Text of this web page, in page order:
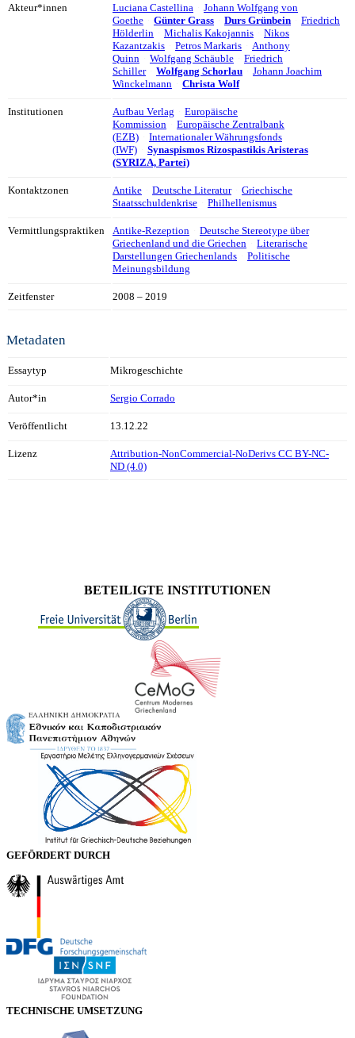
Akteur*innen Luciana Castellina
Johann Wolfgang von
Goethe
Günter Grass Durs Grünbein
Friedrich
Hölderlin
Michalis Kakojannis
Nikos
Kazantzakis
Petros Markaris
Anthony
Quinn
Wolfgang Schäuble
Friedrich
Schiller
Wolfgang Schorlau
Johann Joachim
Winckelmann
Christa Wolf
Institutionen Aufbau Verlag
Europäische
Kommission
Europäische Zentralbank
(EZB)
Internationaler Währungsfonds
(IWF)
Synaspismos Rizospastikis Aristeras
(SYRIZA, Partei)
Kontaktzonen Antike Deutsche Literatur
Griechische
Staatsschuldenkrise
Philhellenismus
Vermittlungspraktiken Antike-Rezeption
Deutsche Stereotype über
Griechenland und die Griechen
Literarische
Darstellungen Griechenlands
Politische
Meinungsbildung
Zeitfenster 2008 – 2019
Metadaten
Essaytyp Mikrogeschichte
Autor*in Sergio Corrado
Veröffentlicht 13.12.22
Lizenz
Attribution-NonCommercial-NoDerivs CC BY-NC-
ND (4.0)
BETEILIGTE INSTITUTIONEN
GEFÖRDERT DURCH
TECHNISCHE UMSETZUNG